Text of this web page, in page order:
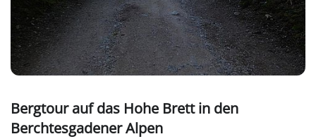
Bergtour auf das Hohe Brett in den
Berchtesgadener Alpen